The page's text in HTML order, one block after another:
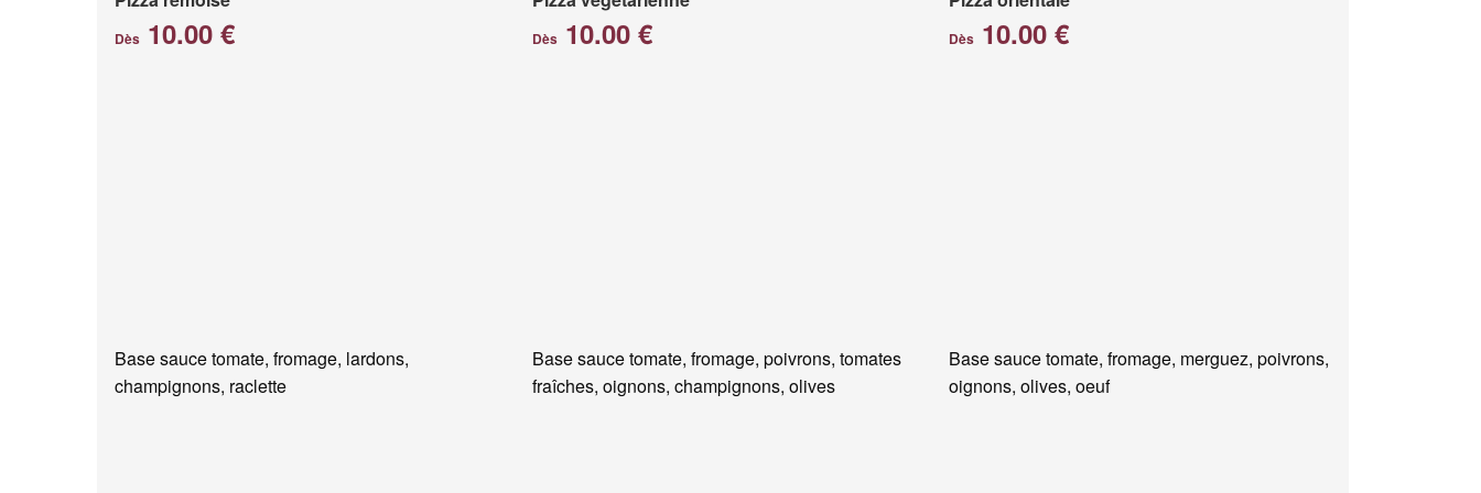
Dès 10.00 €
Base sauce tomate, fromage, lardons,
champignons, raclette
Dès10.00 €
Base sauce tomate, fromage, poivrons, tomates
fraîches, oignons, champignons, olives
Dès 10.00 €
Base sauce tomate, fromage, merguez, poivrons,
oignons, olives, oeuf